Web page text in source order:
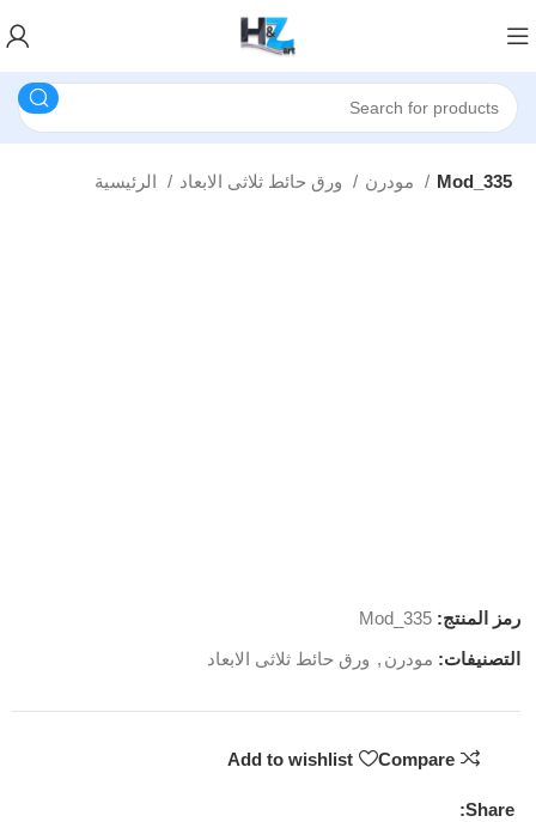
Mod_335
رمز المنتج:Mod_335
التصنيفات: مودرن , ورق حائط ثلاثى الابعاد
Compare
Add to wishlist
Share: